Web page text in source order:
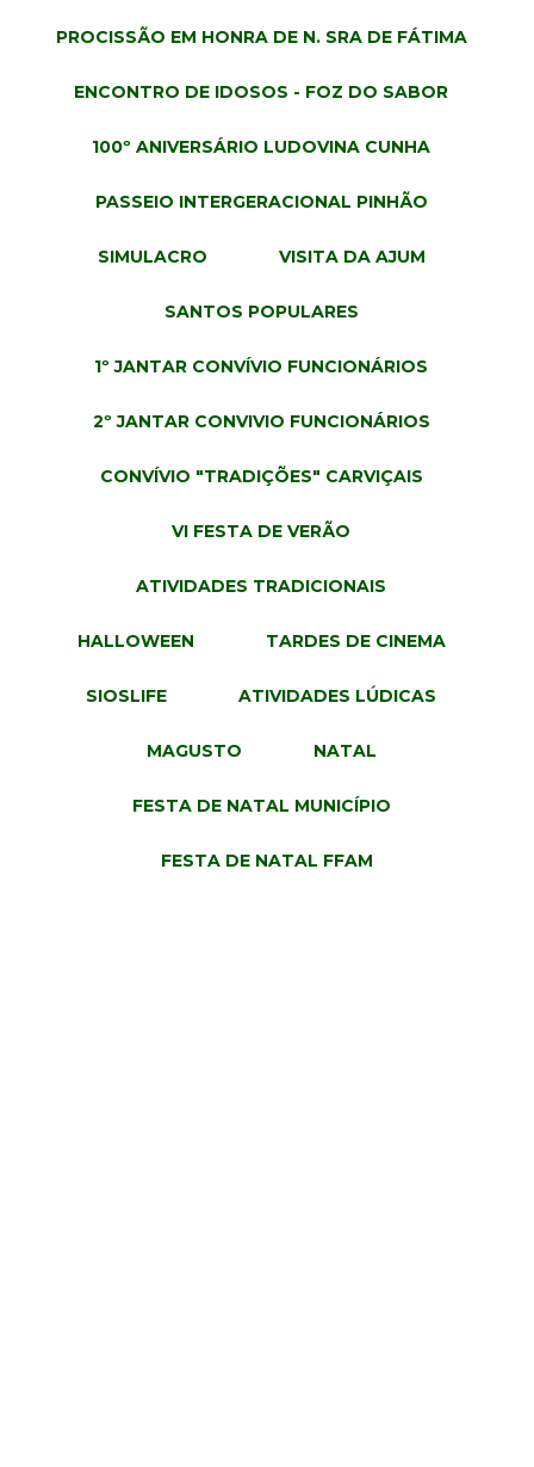
PROCISSÃO EM HONRA DE N. SRA DE FÁTIMA
ENCONTRO DE IDOSOS - FOZ DO SABOR
100º ANIVERSÁRIO LUDOVINA CUNHA
PASSEIO INTERGERACIONAL PINHÃO
SIMULACRO VISITA DA AJUM
SANTOS POPULARES
1º JANTAR CONVÍVIO FUNCIONÁRIOS
2º JANTAR CONVIVIO FUNCIONÁRIOS
CONVÍVIO "TRADIÇÕES" CARVIÇAIS
VI FESTA DE VERÃO
ATIVIDADES TRADICIONAIS
HALLOWEEN TARDES DE CINEMA
SIOSLIFE ATIVIDADES LÚDICAS
MAGUSTO NATAL
FESTA DE NATAL MUNICÍPIO
FESTA DE NATAL FFAM